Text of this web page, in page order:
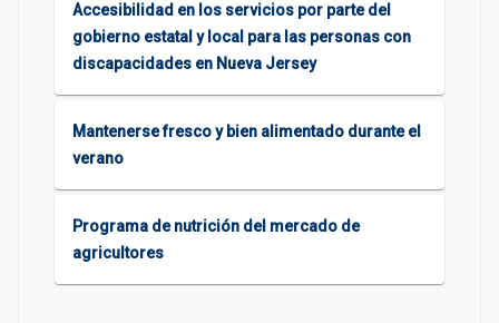
Accesibilidad en los servicios por parte del
gobierno estatal y local para las personas con
discapacidades en Nueva Jersey
Mantenerse fresco y bien alimentado durante el
verano
Programa de nutrición del mercado de
agricultores